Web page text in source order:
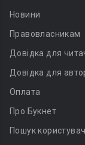
Новини
Правовласникам
Довідка для
Довідка для
Оплата
Про Букнет
Пошук